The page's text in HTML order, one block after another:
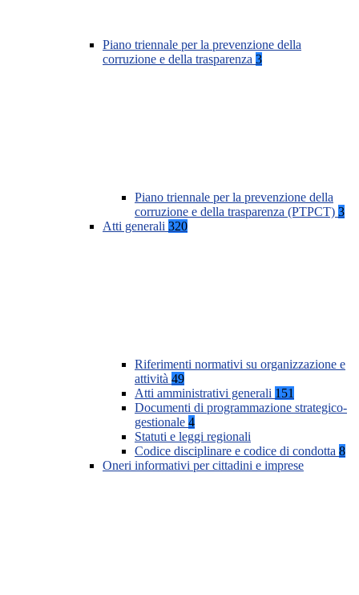
Piano triennale per la prevenzione della
corruzione e della trasparenza 3
Piano triennale per la prevenzione della
corruzione e della trasparenza (PTPCT) 3
Atti generali 320
Riferimenti normativi su organizzazione e
attività 49
Atti amministrativi generali 151
Documenti di programmazione strategico-
gestionale 4
Statuti e leggi regionali
Codice disciplinare e codice di condotta 8
Oneri informativi per cittadini e imprese